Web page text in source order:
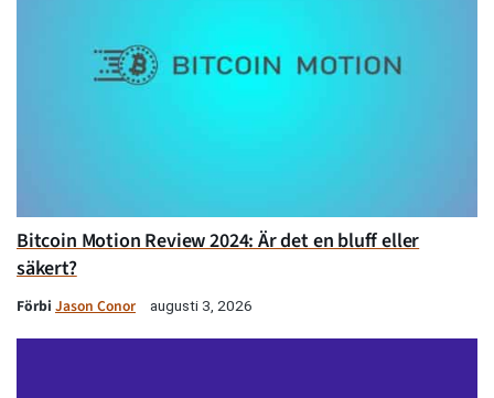
Bitcoin Motion Review 2024: Är det en bluff eller
säkert?
Förbi Jason Conor augusti 3, 2026